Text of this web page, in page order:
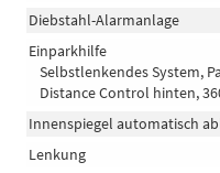
Diebstahl-Alarmanlage
Einparkhilfe
Selbstlenkendes System,
Distance Control hinten,
Innenspiegel automatisch
Lenkung